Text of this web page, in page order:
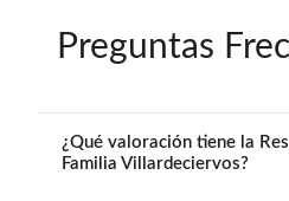
Preguntas
¿Qué valoración tiene la
Familia Villardeciervos?